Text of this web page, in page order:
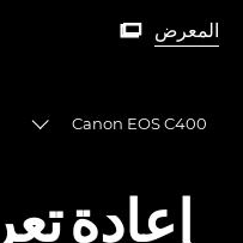
المعرض
المعرض

Canon EOS C400
إعادة